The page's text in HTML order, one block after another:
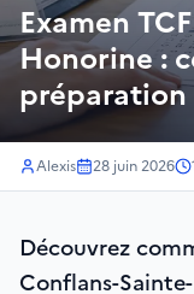
Examen
Honorine :
préparation
Alexis 28 juin 2026
Découvrez
Conflans-